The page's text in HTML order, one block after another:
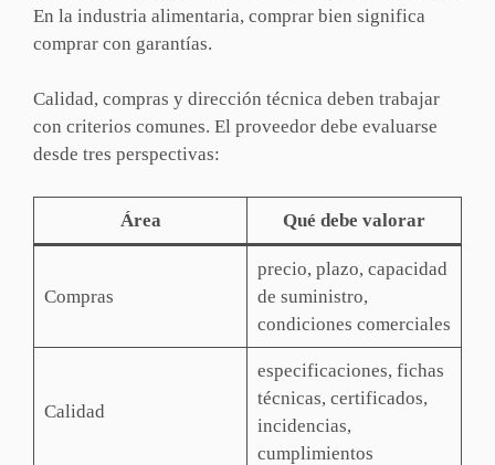
En la industria alimentaria, comprar bien significa
comprar con garantías.
Calidad, compras y dirección técnica deben trabajar
con criterios comunes. El proveedor debe evaluarse
desde tres perspectivas:
Área Qué debe valorar
Compras
precio, plazo, capacidad
de suministro,
condiciones comerciales
Calidad
especificaciones, fichas
técnicas, certificados,
incidencias,
cumplimientos